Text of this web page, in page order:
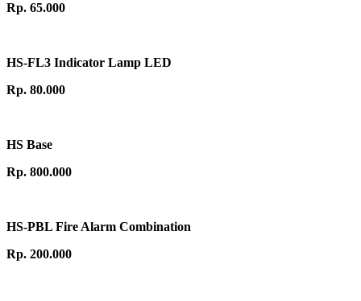
Rp. 65.000
HS-FL3 Indicator Lamp LED
Rp. 80.000
HS Base
Rp. 800.000
HS-PBL Fire Alarm Combination
Rp. 200.000